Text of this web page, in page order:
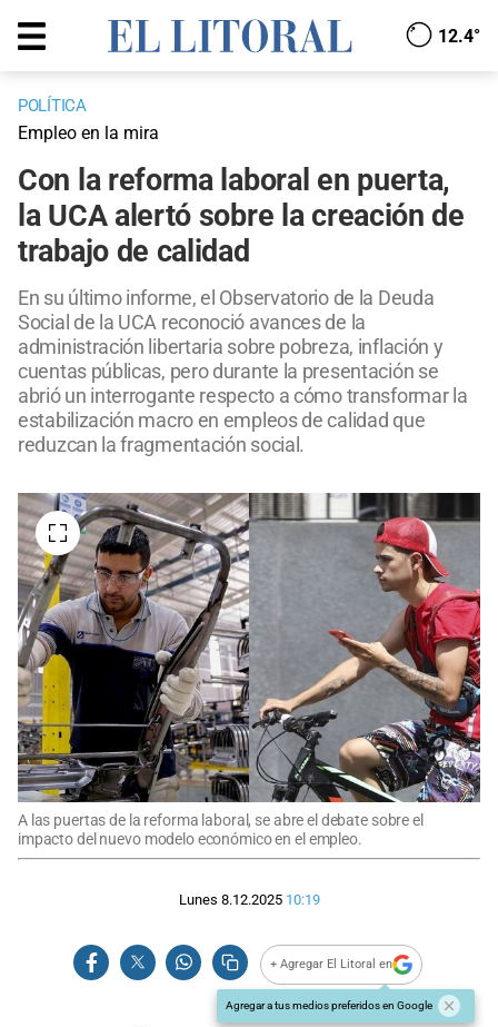
12.4°
POLÍTICA
Empleo en la mira
Con la reforma laboral en puerta,
la UCA alertó sobre la creación de
trabajo de calidad
En su último informe, el Observatorio de la Deuda
Social de la UCA reconoció avances de la
administración libertaria sobre pobreza, inflación y
cuentas públicas, pero durante la presentación se
abrió un interrogante respecto a cómo transformar la
estabilización macro en empleos de calidad que
reduzcan la fragmentación social.
A las puertas de la reforma laboral, se abre el debate sobre el
impacto del nuevo modelo económico en el empleo.
Lunes 8.12.2025 10:19
+ Agregar El Litoral en
Agregar a tus medios preferidos en Google